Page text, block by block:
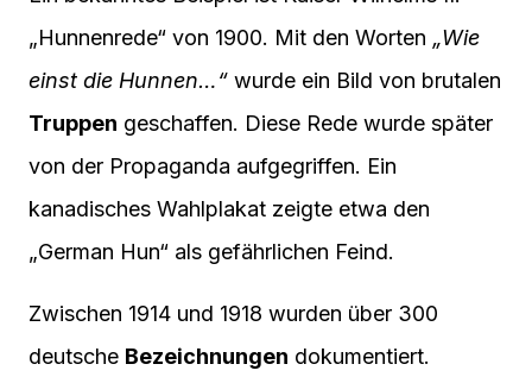
„Hunnenrede“ von 1900. Mit den Worten „Wie
einst die Hunnen…“ wurde ein Bild von brutalen
Truppen geschaffen. Diese Rede wurde später
von der Propaganda aufgegriffen. Ein
kanadisches Wahlplakat zeigte etwa den
„German Hun“ als gefährlichen Feind.
Zwischen 1914 und 1918 wurden über 300
deutsche Bezeichnungen dokumentiert.